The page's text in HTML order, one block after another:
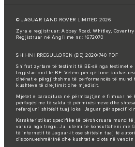
© JAGUAR LAND ROVER LIMITED 2026
Zyra e regjistruar: Abbey Road, Whitley, Coventry
Regjistruar në Angli me nr.: 1672070
SHIHNI RREGULLOREN (BE) 2020/740 PDF
Shifrat zyrtare të testimit të BE-së nga testimet e
legjislacionit të BE. Vetëm për qëllime
dhënat e përgjithshme të performancës të mund
kushteve të drejtimit dhe mjedisit.
Mjetet e paraqitura në përmbajtjen e filmuar në
përfaqësime të sakta të përmirësimeve dhe
referojuni shitësit tuaj lokal Jaguar për
Karakteristikat specifike të përshkruara mund të
varura nga tregu. Ju lutemi të konsultoheni me
të internetit të Jaguar-it ose shitësin tuaj të
disponueshmërinë dhe kushtet e plota në vendin